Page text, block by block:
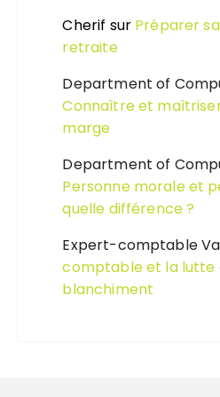
Cherif sur Préparer
retraite
Department of
Connaître et
marge
Department of
Personne morale et
quelle différence ?
Expert-comptable
comptable et la lutte
blanchiment